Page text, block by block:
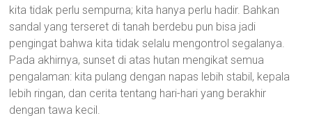
kita tidak perlu sempurna; kita hanya perlu hadir. Bahkan
sandal yang terseret di tanah berdebu pun bisa jadi
pengingat bahwa kita tidak selalu mengontrol segalanya.
Pada akhirnya, sunset di atas hutan mengikat semua
pengalaman: kita pulang dengan napas lebih stabil, kepala
lebih ringan, dan cerita tentang hari-hari yang berakhir
dengan tawa kecil.